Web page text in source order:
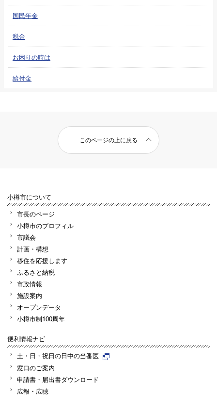
国民年金
税金
お困りの時は
給付金
このページの上に戻る
小樽市について
市長のページ
小樽市のプロフィル
市議会
計画・構想
移住を応援します
ふるさと納税
市政情報
施設案内
オープンデータ
小樽市制100周年
便利情報ナビ
土・日・祝日の日中の当番医
窓口のご案内
申請書・届出書ダウンロード
広報・広聴